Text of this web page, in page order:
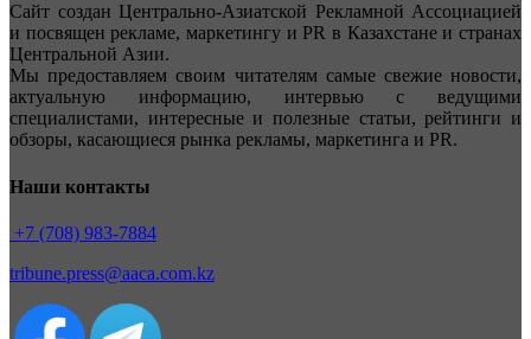
Сайт создан Центрально-Азиатской Рекламной Ассоциацией
и посвящен рекламе, маркетингу и PR в Казахстане и странах
Центральной Азии.
Мы предоставляем своим читателям самые свежие новости,
актуальную информацию, интервью с ведущими
специалистами, интересные и полезные статьи, рейтинги и
обзоры, касающиеся рынка рекламы, маркетинга и PR.
Наши контакты
+7 (708) 983-7884
tribune.press@aaca.com.kz